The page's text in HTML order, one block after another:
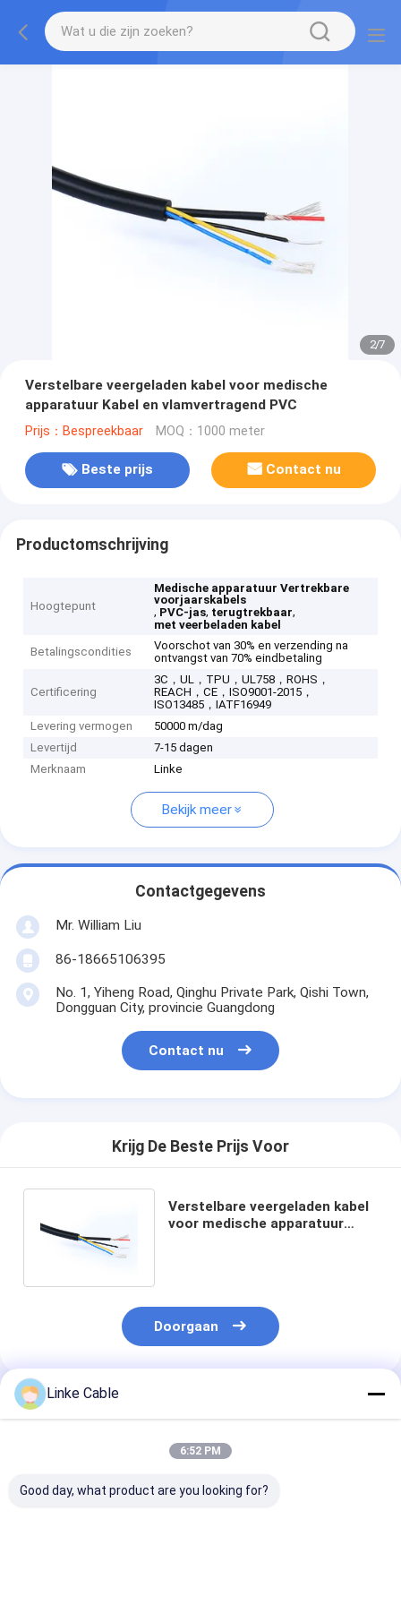
2/7
Verstelbare veergeladen kabel voor medische
apparatuur Kabel en vlamvertragend PVC
Prijs：Bespreekbaar MOQ：1000 meter
Beste prijs Contact nu
Productomschrijving
Hoogtepunt
Medische apparatuur Vertrekbare
voorjaarskabels
, PVC-jas, terugtrekbaar,
met veerbeladen kabel
Betalingscondities
Voorschot van 30% en verzending na
ontvangst van 70% eindbetaling
Certificering
3C，UL，TPU，UL758，ROHS，
REACH，CE，ISO9001-2015，
ISO13485，IATF16949
Levering vermogen
50000 m/dag
Levertijd
7-15 dagen
Merknaam
Linke
Bekijk meer
Contactgegevens
Mr. William Liu
86-18665106395
No. 1, Yiheng Road, Qinghu Private Park, Qishi Town,
Dongguan City, provincie Guangdong
Contact nu
Krijg De Beste Prijs Voor
Verstelbare veergeladen kabel
voor medische apparatuur
Doorgaan
Geadviseerde Producten
Linke Cable
6:52 PM
Good day, what product are you looking for?